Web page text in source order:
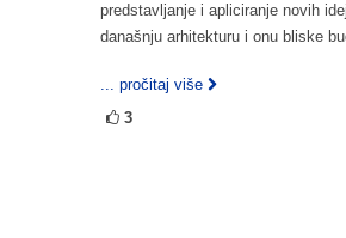
predstavljanje i apliciranje novih
današnju arhitekturu i onu bliske
... pročitaj više
3